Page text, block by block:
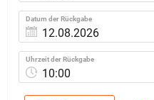
Datum der Rückgabe
Uhrzeit der Rückgabe
10:00